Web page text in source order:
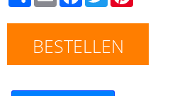
BESTELLEN